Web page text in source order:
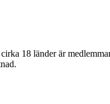
18 länder är